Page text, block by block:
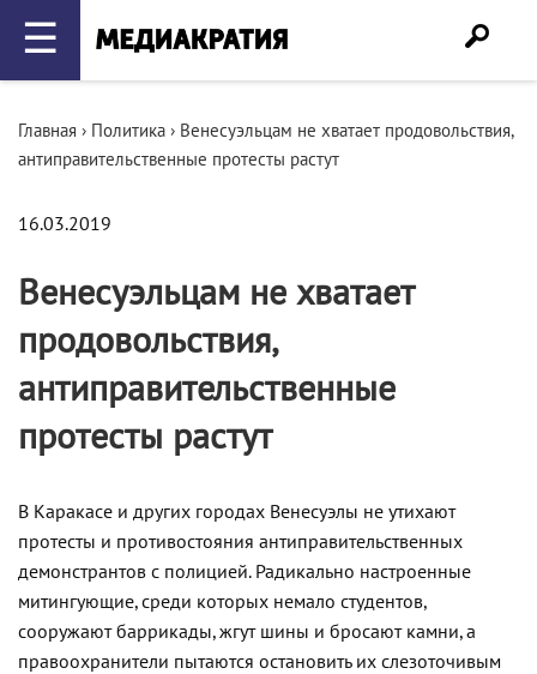
☰
Главная › Политика › Венесуэльцам не хватает продовольствия,
антиправительственные протесты растут
16.03.2019
Венесуэльцам не хватает
продовольствия,
антиправительственные
протесты растут
В Каракасе и других городах Венесуэлы не утихают
протесты и противостояния антиправительственных
демонстрантов с полицией. Радикально настроенные
митингующие, среди которых немало студентов,
сооружают баррикады, жгут шины и бросают камни, а
правоохранители пытаются остановить их слезоточивым